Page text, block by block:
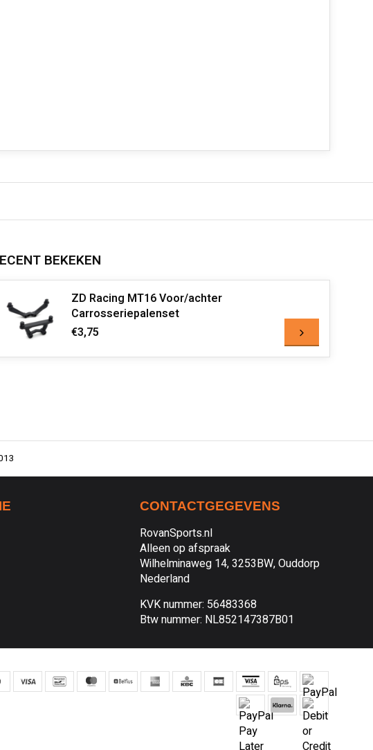
BEKEKEN
ZD Racing MT16 Voor/achter
Carrosseriepalenset
€3,75
CONTACTGEGEVENS
RovanSports.nl
Alleen op afspraak
Wilhelminaweg 14, 3253BW, Ouddorp
Nederland
KVK nummer: 56483368
Btw nummer: NL852147387B01